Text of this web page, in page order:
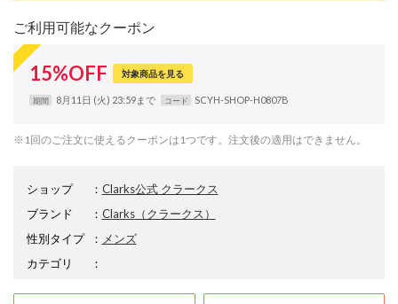
ご利用可能なクーポン
15%OFF 対象商品を見る
期間 8月11日 (火) 23:59まで コード SCYH-SHOP-H0807B
※1回のご注文に使えるクーポンは1つです。注文後の適用はできません。
ショップ ： Clarks公式 クラークス
ブランド
： Clarks（クラークス）
性別タイプ
： メンズ
カテゴリ
：